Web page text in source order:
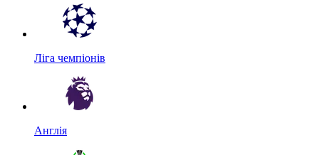
Ліга чемпіонів
Англія